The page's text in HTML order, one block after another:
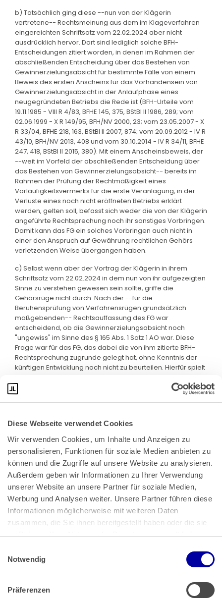
Diese Webseite verwendet Cookies
Wir verwenden Cookies, um Inhalte und Anzeigen zu
personalisieren, Funktionen für soziale Medien anbieten zu
können und die Zugriffe auf unsere Website zu analysieren.
Außerdem geben wir Informationen zu Ihrer Verwendung
unserer Website an unsere Partner für soziale Medien,
Werbung und Analysen weiter. Unsere Partner führen diese
Informationen möglicherweise mit weiteren Daten
zusammen, die Sie ihnen bereitgestellt haben oder die sie
im Rahmen Ihrer Nutzung der Dienste gesammelt haben.
Impressum
Notwendig
Präferenzen
b) Tatsächlich ging diese --nun von der Klägerin
vertretene-- Rechtsmeinung aus dem im Klageverfahren
eingereichten Schriftsatz vom 22.02.2024 aber nicht
ausdrücklich hervor. Dort sind lediglich solche BFH-
Entscheidungen zitiert worden, in denen im Rahmen der
abschließenden Entscheidung über das Bestehen von
Gewinnerzielungsabsicht für bestimmte Fälle von einem
Beweis des ersten Anscheins für das Vorhandensein von
Gewinnerzielungsabsicht in der Anlaufphase eines
neugegründeten Betriebs die Rede ist (BFH-Urteile vom
19.11.1985 - VIII R 4/83, BFHE 145, 375, BStBl II 1986, 289; vom
02.06.1999 - X R 149/95, BFH/NV 2000, 23; vom 23.05.2007 - X
R 33/04, BFHE 218, 163, BStBl II 2007, 874; vom 20.09.2012 - IV R
43/10, BFH/NV 2013, 408 und vom 30.10.2014 - IV R 34/11, BFHE
247, 418, BStBl II 2015, 380). Mit einem Anscheinsbeweis, der
--weit im Vorfeld der abschließenden Entscheidung über
das Bestehen von Gewinnerzielungsabsicht-- bereits im
Rahmen der Prüfung der Rechtmäßigkeit eines
Vorläufigkeitsvermerks für die erste Veranlagung, in der
Verluste eines noch nicht eröffneten Betriebs erklärt
werden, gelten soll, befasst sich weder die von der Klägerin
angeführte Rechtsprechung noch ihr sonstiges Vorbringen.
Damit kann das FG ein solches Vorbringen auch nicht in
einer den Anspruch auf Gewährung rechtlichen Gehörs
verletzenden Weise übergangen haben.
c) Selbst wenn aber der Vortrag der Klägerin in ihrem
Schriftsatz vom 22.02.2024 in dem nun von ihr aufgezeigten
Sinne zu verstehen gewesen sein sollte, griffe die
Gehörsrüge nicht durch. Nach der --für die
Beruhensprüfung von Verfahrensrügen grundsätzlich
maßgebenden-- Rechtsauffassung des FG war
entscheidend, ob die Gewinnerzielungsabsicht noch
"ungewiss" im Sinne des § 165 Abs. 1 Satz 1 AO war. Diese
Frage war für das FG, das dabei die von ihm zitierte BFH-
Rechtsprechung zugrunde gelegt hat, ohne Kenntnis der
künftigen Entwicklung noch nicht zu beurteilen. Hierfür spielt
Bundeskanzlerplatz 2
53113 Bonn
Pressemitteilungen|AGB
Impressum|Datenschutz